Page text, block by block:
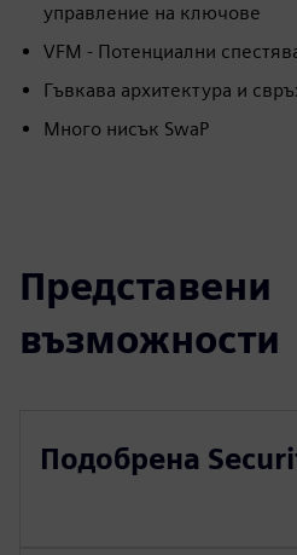
управление на ключове
VFM - Потенциални
Гъвкава архитектура и
Много нисък SwaP
Представени
възможности
Подобрена